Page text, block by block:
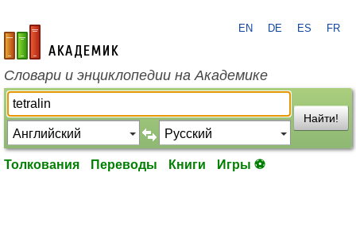
academic.ru
EN DE ES FR
Словари и энциклопедии на Академике
Найти!
Толкования Переводы Книги Игры ⚽